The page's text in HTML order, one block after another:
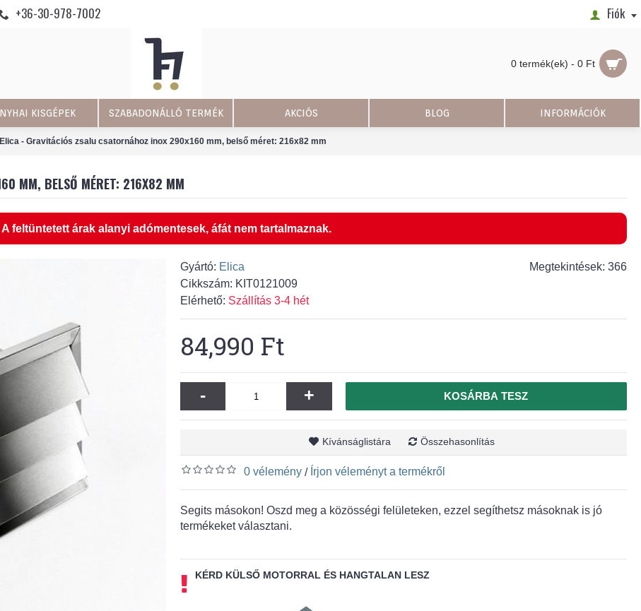
+36-30-978-7002 Fiók
0 termék(ek) - 0 Ft
KISGÉPEK SZABADONÁLLÓ TERMÉK AKCIÓS BLOG INFORMÁCIÓK
Elica - Gravitációs zsalu csatornához inox 290x160 mm, belső méret: 216x82 mm
MM, BELSŐ MÉRET: 216X82 MM
A feltüntetett árak alanyi adómentesek, áfát nem tartalmaznak.
Megtekintések: 366
Gyártó: Elica
Cikkszám: KIT0121009
Elérhető: Szállítás 3-4 hét
84,990 Ft
- + KOSÁRBA TESZ
Kívánságlistára Összehasonlítás
0 vélemény / Írjon véleményt a termékről
Segits másokon! Oszd meg a közösségi felületeken, ezzel segíthetsz másoknak is jó
termékeket választani.
KÉRD KÜLSŐ MOTORRAL ÉS HANGTALAN LESZ